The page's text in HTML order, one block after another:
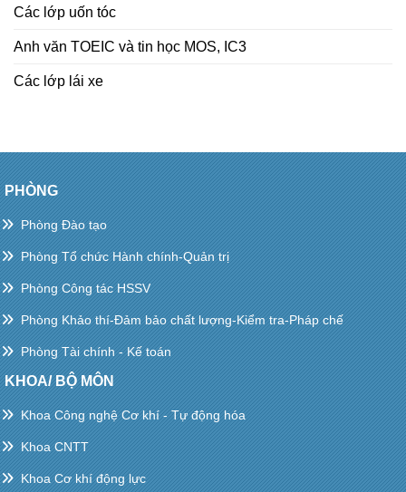
Các lớp uốn tóc
Anh văn TOEIC và tin học MOS, IC3
Các lớp lái xe
PHÒNG
Phòng Đào tạo
Phòng Tổ chức Hành chính-Quản trị
Phòng Công tác HSSV
Phòng Khảo thí-Đảm bảo chất lượng-Kiểm tra-Pháp chế
Phòng Tài chính - Kế toán
KHOA/ BỘ MÔN
Khoa Công nghệ Cơ khí - Tự động hóa
Khoa CNTT
Khoa Cơ khí động lực